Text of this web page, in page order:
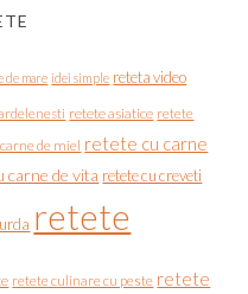
de mare idei simple reteta video
retete asiatice retete
de miel retete cu carne
carne de vita retete cu creveti
retete
retete culinare cu peste retete